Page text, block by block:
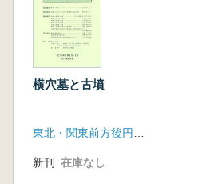
横穴墓と古墳
新刊 在庫なし